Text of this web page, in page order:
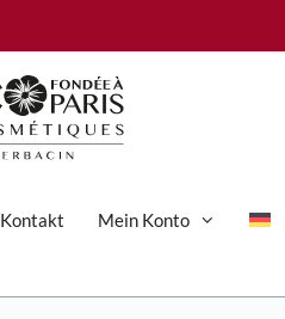
Kontakt Mein Konto